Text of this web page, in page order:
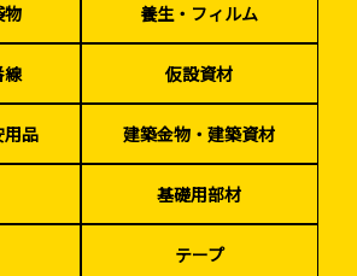
物 養生・フィルム
線 仮設資材
用品 建築金物・建築資材
基礎用部材
テープ